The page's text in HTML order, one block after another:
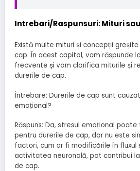
Intrebari/Raspunsuri: Mituri
Există multe mituri și concepții
cap. În acest capitol, vom răspunde
frecvente și vom clarifica miturile și
durerile de cap.
Întrebare: Durerile de cap sunt
emoțional?
Răspuns: Da, stresul emoțional
pentru durerile de cap, dar nu este
factori, cum ar fi modificările în fluxul
activitatea neuronală, pot contribui
de cap.